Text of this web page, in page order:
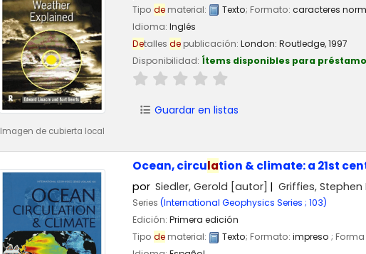
Imagen de cubierta local
Tipo de material: Texto; Formato: caracteres
Idioma: Inglés
Detalles de publicación: London: Routledge,1997
Disponibilidad: Ítems disponibles para
Guardar en listas
Ocean, circulation & climate: a 21st
por Siedler, Gerold [autor] Griffies, Stephen
Series (International Geophysics Series ; 103)
Edición: Primera edición
Tipo dematerial: Texto; Formato: impreso ;